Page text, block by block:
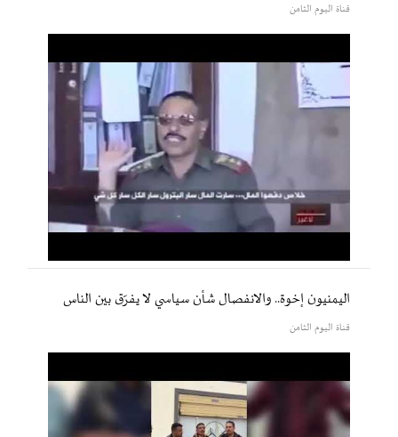
قناة اليوم الثامن
اليمنيون إخوة.. والانفصال شأن سياسي لا يفرّق بين الناس
قناة اليوم الثامن